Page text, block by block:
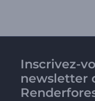
Inscrivez-
newsletter